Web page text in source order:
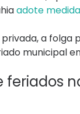
adote
a folga
municipal